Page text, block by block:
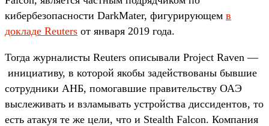
кибербезопасности DarkMater, фигурирующем в
докладе Reuters от января 2019 года.
Тогда журналисты Reuters описывали Project Raven —
инициативу, в которой якобы задействованы бывшие
сотрудники АНБ, помогавшие правительству ОАЭ
выслеживать и взламывать устройства диссидентов, то
есть атакуя те же цели, что и Stealth Falcon. Компания